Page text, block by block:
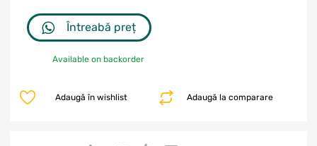
Întreabă preț
Available on backorder
Adaugă la comparare
Adaugă în wishlist